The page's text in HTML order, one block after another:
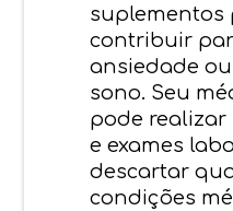
suplementos
contribuir
ansiedade
sono. Seu
pode realizar
e exames
descartar
condições